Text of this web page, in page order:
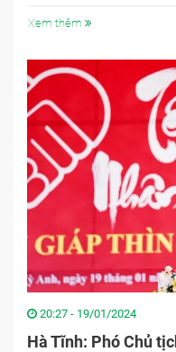
Xem thêm
20:27 - 19/01/2024
Hà Tĩnh: Phó Chủ